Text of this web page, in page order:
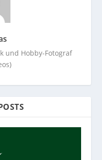
und Hobby-Fotograf